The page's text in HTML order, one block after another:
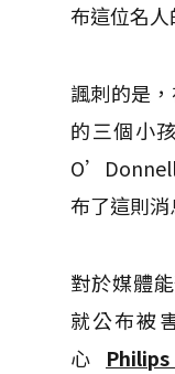
布這位名人
諷刺的是
的三個小
布了這則消
對於媒體
就公布被
心